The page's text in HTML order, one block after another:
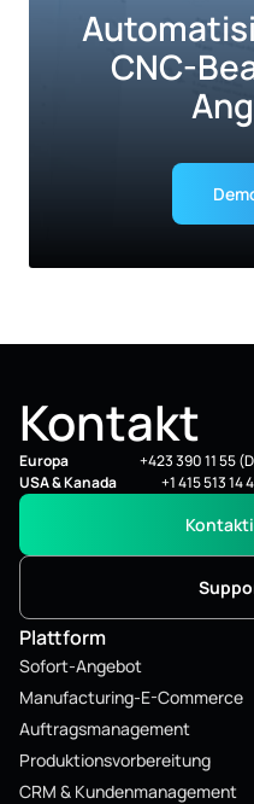
CNC-
Plattform
Sofort-Angebot
Manufacturing-E-Commerce
Auftragsmanagement
Produktionsvorbereitung
CRM & Kundenmanagement
Kontakt
Europa
+423 390 11 55
USA & Kanada
+1 415 513 14